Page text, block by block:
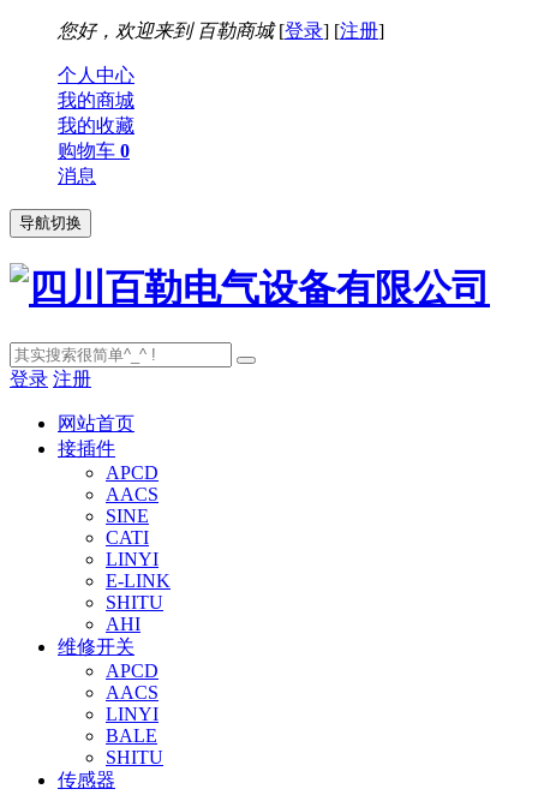
您好，欢迎来到 百勒商城[登录] [注册]
个人中心
我的商城
我的收藏
购物车 0
消息
导航切换
登录 注册
网站首页
接插件
APCD
AACS
SINE
CATI
LINYI
E-LINK
SHITU
AHI
维修开关
APCD
AACS
LINYI
BALE
SHITU
传感器